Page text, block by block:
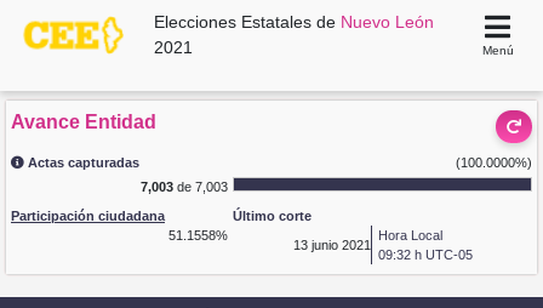
Elecciones Estatales de Nuevo León
2021
Menú
Avance Entidad
Actas capturadas
(100.0000%)
7,003de 7,003
Participación ciudadana
51.1558%
Último corte
13 junio 2021
Hora Local
09:32 h UTC-05